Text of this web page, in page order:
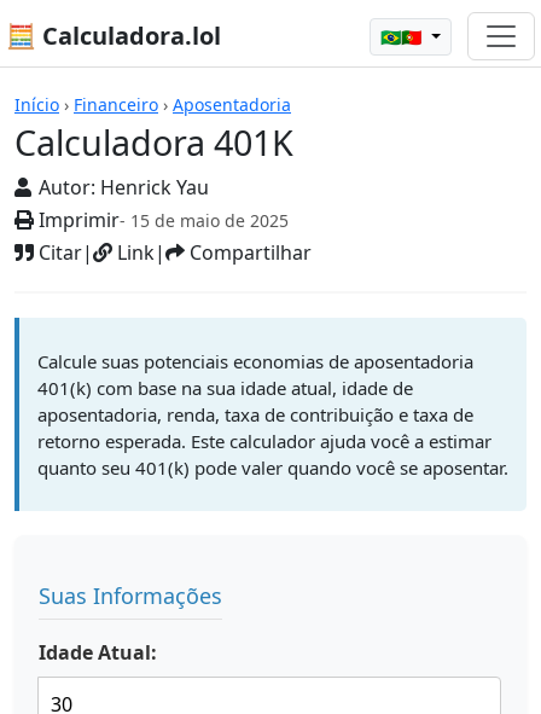
🧮 Calculadora.lol 🇧🇷🇵🇹
Início › Financeiro › Aposentadoria
Calculadora 401K
Autor: Henrick Yau
Imprimir- 15 de maio de 2025
Citar| Link| Compartilhar
Calculadoras
Calcule suas potenciais economias de aposentadoria
401(k) com base na sua idade atual, idade de
aposentadoria, renda, taxa de contribuição e taxa de
retorno esperada. Este calculador ajuda você a estimar
quanto seu 401(k) pode valer quando você se aposentar.
Suas Informações
Idade Atual: